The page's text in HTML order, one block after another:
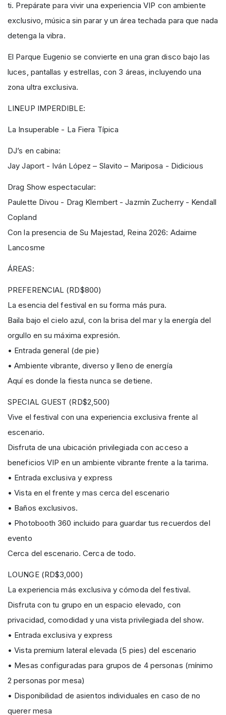
ti. Prepárate para vivir una experiencia VIP con ambiente
exclusivo, música sin parar y un área techada para que nada
detenga la vibra.
El Parque Eugenio se convierte en una gran disco bajo las
luces, pantallas y estrellas, con 3 áreas, incluyendo una
zona ultra exclusiva.
LINEUP IMPERDIBLE:
La Insuperable - La Fiera Típica
DJ’s en cabina:
Jay Japort - Iván López – Slavito – Mariposa - Didicious
Drag Show espectacular:
Paulette Divou - Drag Klembert - Jazmín Zucherry - Kendall
Copland
Con la presencia de Su Majestad, Reina 2026: Adaime
Lancosme
ÁREAS:
PREFERENCIAL (RD$800)
La esencia del festival en su forma más pura.
Baila bajo el cielo azul, con la brisa del mar y la energía del
orgullo en su máxima expresión.
• Entrada general (de pie)
• Ambiente vibrante, diverso y lleno de energía
Aquí es donde la fiesta nunca se detiene.
SPECIAL GUEST (RD$2,500)
Vive el festival con una experiencia exclusiva frente al
escenario.
Disfruta de una ubicación privilegiada con acceso a
beneficios VIP en un ambiente vibrante frente a la tarima.
• Entrada exclusiva y express
• Vista en el frente y mas cerca del escenario
• Baños exclusivos.
• Photobooth 360 incluido para guardar tus recuerdos del
evento
Cerca del escenario. Cerca de todo.
LOUNGE (RD$3,000)
La experiencia más exclusiva y cómoda del festival.
Disfruta con tu grupo en un espacio elevado, con
privacidad, comodidad y una vista privilegiada del show.
• Entrada exclusiva y express
• Vista premium lateral elevada (5 pies) del escenario
• Mesas configuradas para grupos de 4 personas (mínimo
2 personas por mesa)
• Disponibilidad de asientos individuales en caso de no
querer mesa